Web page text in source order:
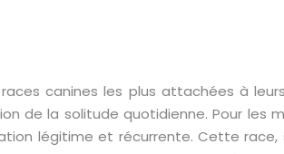
canines les plus attachées à
de la solitude quotidienne. Pour les
légitime et récurrente. Cette